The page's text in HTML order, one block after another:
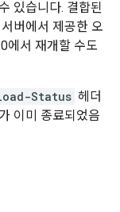
있습니다. 결합된
버에서 제공한 오
에서 재개할 수도
Status 헤더
이미 종료되었음